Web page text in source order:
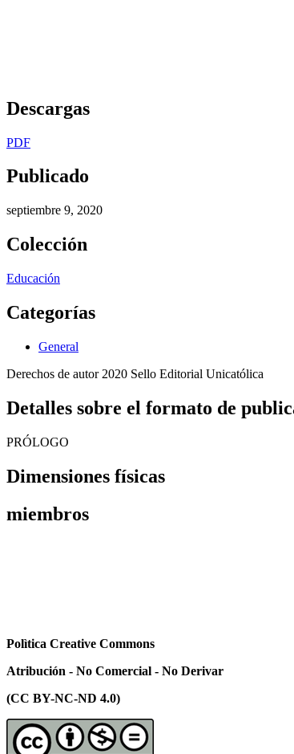
Descargas
PDF
Publicado
septiembre 9, 2020
Colección
Educación
Categorías
General
Derechos de autor 2020 Sello Editorial Unicatólica
Detalles sobre el formato de
PRÓLOGO
Dimensiones físicas
miembros
Polìtica Creative Commons
Atribución - No Comercial - No Derivar
(CC BY-NC-ND 4.0)